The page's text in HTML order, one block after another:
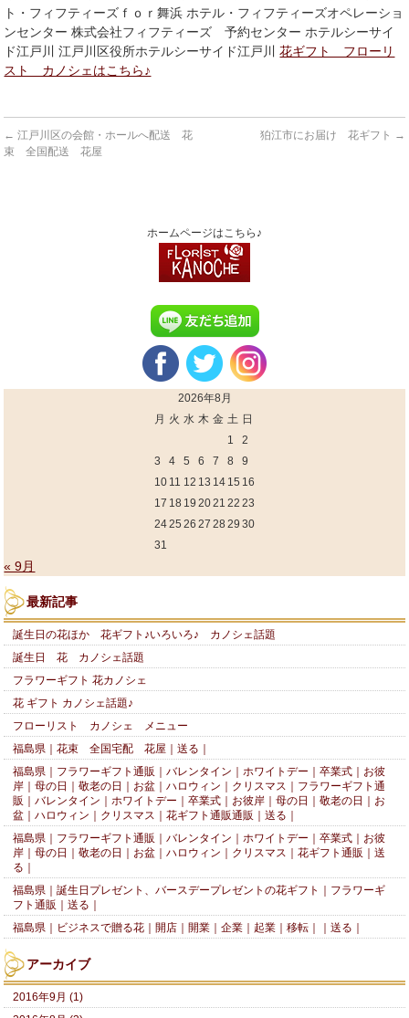
ト・フィフティーズｆｏｒ舞浜 ホテル・フィフティーズオペレーショ
ンセンター 株式会社フィフティーズ 予約センター ホテルシーサイ
ド江戸川 江戸川区役所ホテルシーサイド江戸川花ギフト フローリ
スト カノシェはこちら♪
← 江戸川区の会館・ホールへ配送 花
束 全国配送 花屋
狛江市にお届け 花ギフト →
ホームページはこちら♪
2026年8月
月 火 水 木 金 土 日
1
2
3
4 5 6 7 8
9
10 11 12 13 14 15 16
17 18 19 2021 22 23
2425 26 27 28 29 30
31
« 9月
最新記事
誕生日の花ほか 花ギフト♪いろいろ♪ カノシェ話題
誕生日 花 カノシェ話題
フラワーギフト 花カノシェ
花 ギフト カノシェ話題♪
フローリスト カノシェ メニュー
福島県｜花束 全国宅配 花屋｜送る｜
福島県｜フラワーギフト通販｜バレンタイン｜ホワイトデー｜卒業式｜お彼
岸｜母の日｜敬老の日｜お盆｜ハロウィン｜クリスマス｜フラワーギフト通
販｜バレンタイン｜ホワイトデー｜卒業式｜お彼岸｜母の日｜敬老の日｜お
盆｜ハロウィン｜クリスマス｜花ギフト通販通販｜送る｜
福島県｜フラワーギフト通販｜バレンタイン｜ホワイトデー｜卒業式｜お彼
岸｜母の日｜敬老の日｜お盆｜ハロウィン｜クリスマス｜花ギフト通販｜送
る｜
福島県｜誕生日プレゼント、バースデープレゼントの花ギフト｜フラワーギ
フト通販｜送る｜
福島県｜ビジネスで贈る花｜開店｜開業｜企業｜起業｜移転｜｜送る｜
アーカイブ
2016年9月 (1)